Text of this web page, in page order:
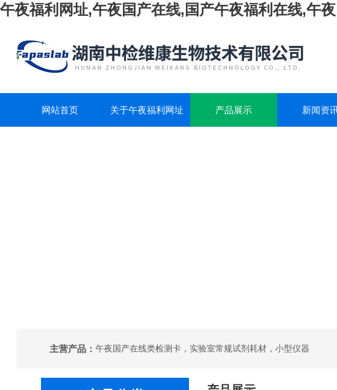
午夜福利网址,午夜国产在线,国产午夜福利在线,午
网站首页 关于午夜福利网址 产品展示 新闻资
主营产品：午夜国产在线类检测卡，实验室常规试剂耗材，小型仪器